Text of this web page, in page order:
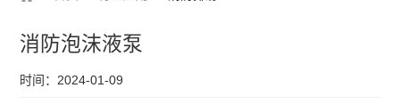
消防泡沫液泵
时间：2024-01-09